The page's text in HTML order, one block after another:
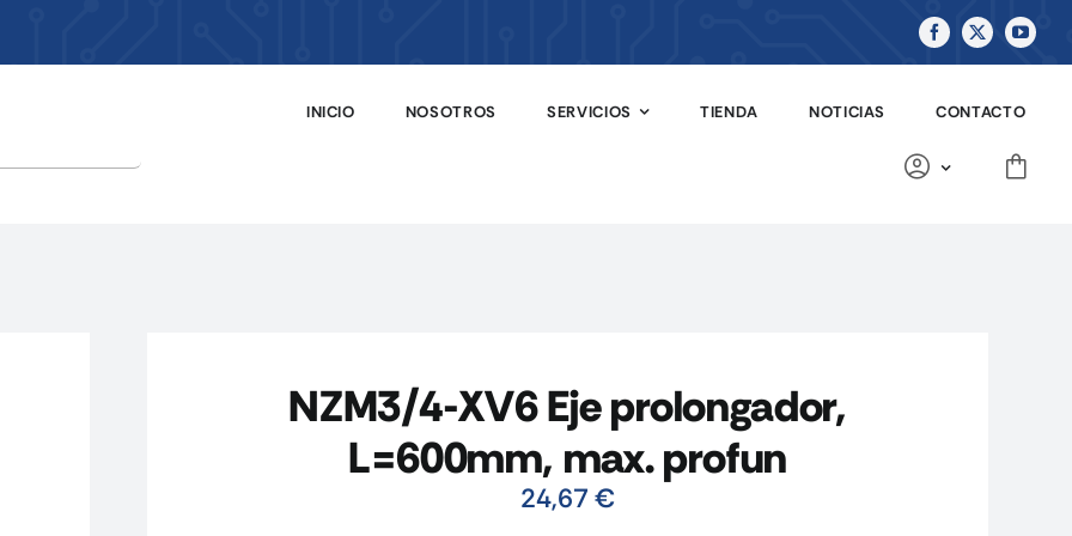
INICIO NOSOTROS SERVICIOS TIENDA NOTICIAS CONTACTO
NZM3/4-XV6 Eje prolongador,
L=600mm, max. profun
24,67 €